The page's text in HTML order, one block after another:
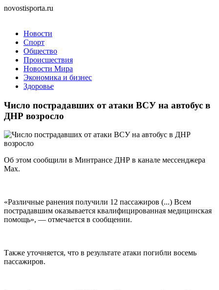
novostisporta.ru
Новости
Спорт
Общество
Происшествия
Новости Мира
Экономика и бизнес
Здоровье
Число пострадавших от атаки ВСУ на автобус в
ДНР возросло
Об этом сообщили в Минтрансе ДНР в канале мессенджера
Max.
«Различные ранения получили 12 пассажиров (...) Всем
пострадавшим оказывается квалифицированная медицинская
помощь», — отмечается в сообщении.
Также уточняется, что в результате атаки погибли восемь
пассажиров.